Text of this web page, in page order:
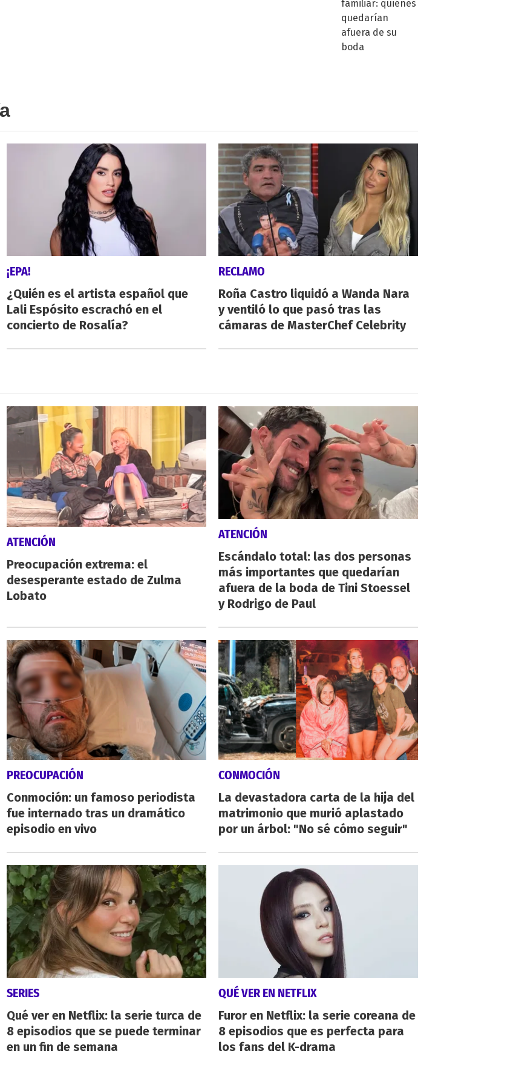
¡EPA!
¿Quién es el artista español que
Lali Espósito escrachó en el
concierto de Rosalía?
RECLAMO
Roña Castro liquidó a Wanda Nara
y ventiló lo que pasó tras las
cámaras de MasterChef Celebrity
ATENCIÓN
Preocupación extrema: el
desesperante estado de Zulma
Lobato
ATENCIÓN
Escándalo total: las dos personas
más importantes que quedarían
afuera de la boda de Tini Stoessel
y Rodrigo de Paul
PREOCUPACIÓN
Conmoción: un famoso periodista
fue internado tras un dramático
episodio en vivo
CONMOCIÓN
La devastadora carta de la hija del
matrimonio que murió aplastado
por un árbol: "No sé cómo seguir"
SERIES
Qué ver en Netflix: la serie turca de
8 episodios que se puede terminar
en un fin de semana
QUÉ VER EN NETFLIX
Furor en Netflix: la serie coreana de
8 episodios que es perfecta para
los fans del K-drama